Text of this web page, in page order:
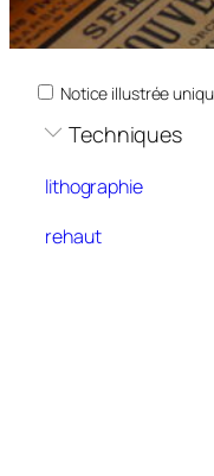
Notice illustrée
Techniques
lithographie
rehaut